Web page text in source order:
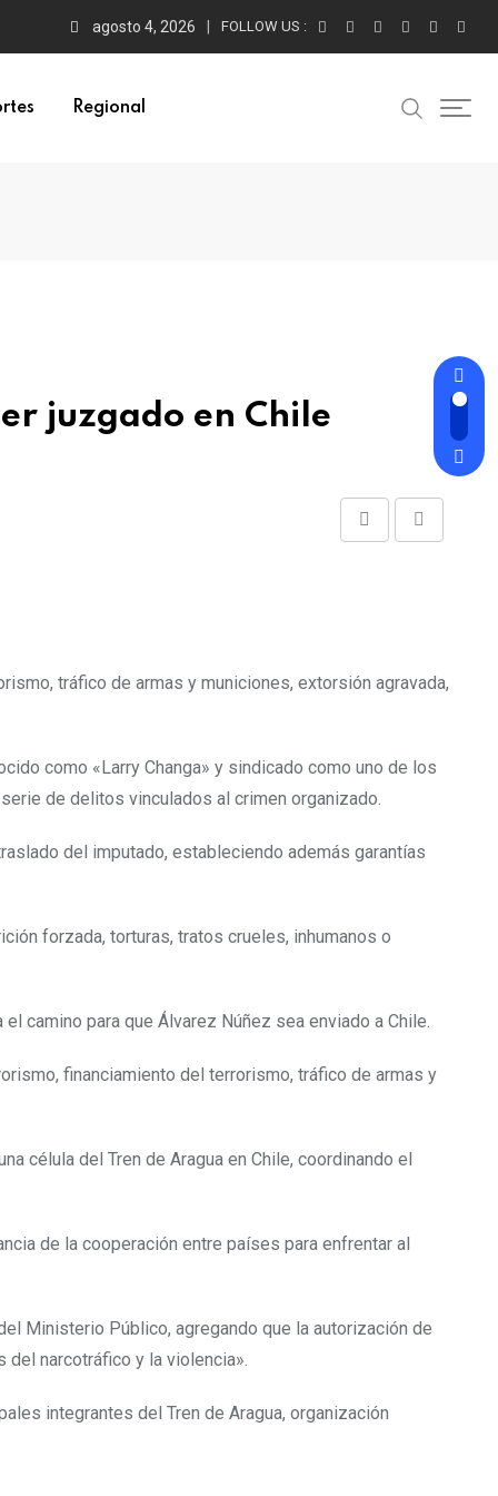
agosto 4, 2026 FOLLOW US :
Regional
juzgado en Chile
tráfico de armas y municiones, extorsión agravada,
como «Larry Changa» y sindicado como uno de los
de delitos vinculados al crimen organizado.
del imputado, estableciendo además garantías
forzada, torturas, tratos crueles, inhumanos o
camino para que Álvarez Núñez sea enviado a Chile.
financiamiento del terrorismo, tráfico de armas y
célula del Tren de Aragua en Chile, coordinando el
de la cooperación entre países para enfrentar al
Ministerio Público, agregando que la autorización de
del narcotráfico y la violencia».
integrantes del Tren de Aragua, organización